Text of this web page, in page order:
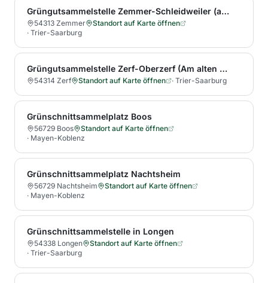
Grüngutsammelstelle Zemmer-Schleidweiler (an der L 43)
54313 Zemmer
Standort auf Karte öffnen
· Trier-Saarburg
Grüngutsammelstelle Zerf-Oberzerf (Am alten Sportplatz (Oberzerf))
54314 Zerf Standort auf Karte öffnen · Trier-Saarburg
Grünschnittsammelplatz Boos
56729 Boos
Standort auf Karte öffnen
· Mayen-Koblenz
Grünschnittsammelplatz Nachtsheim
56729 Nachtsheim
Standort auf Karte öffnen
· Mayen-Koblenz
Grünschnittsammelstelle in Longen
54338 Longen
Standort auf Karte öffnen
· Trier-Saarburg